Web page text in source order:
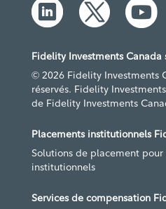
Fidelity Investments Canada
© 2026 Fidelity Investments
réservés. Fidelity
de Fidelity Investments
Placements institutionnels
Solutions de placement pour
institutionnels
Services de compensation